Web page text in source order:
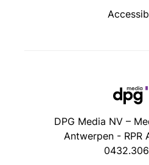
DPG Media NV –
Antwerpen - RPR